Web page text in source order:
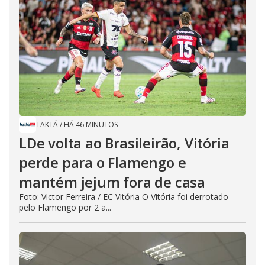
TAKTÁ/ HÁ 46 MINUTOS
LDe volta ao Brasileirão, Vitória
perde para o Flamengo e
mantém jejum fora de casa
Foto: Victor Ferreira / EC Vitória O Vitória foi derrotado
pelo Flamengo por 2 a...